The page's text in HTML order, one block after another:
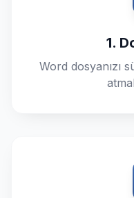
1.
Word dosyanızı